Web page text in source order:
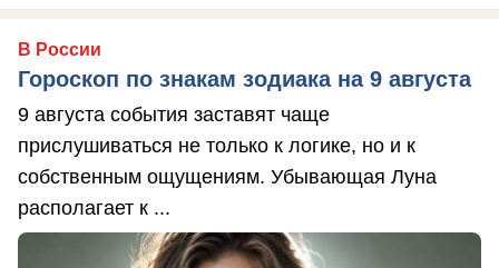
В России
Гороскоп по знакам зодиака на 9 августа
9 августа события заставят чаще
прислушиваться не только к логике, но и к
собственным ощущениям. Убывающая Луна
располагает к ...